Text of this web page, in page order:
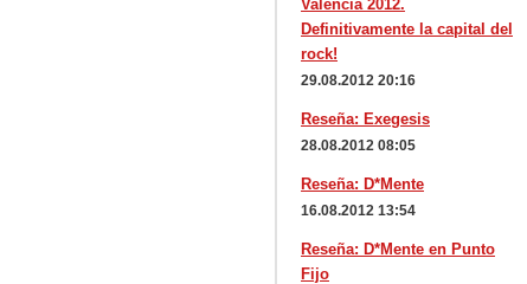
Valencia 2012.
Definitivamente la capital del
rock!
29.08.2012 20:16
Reseña: Exegesis
28.08.2012 08:05
Reseña: D*Mente
16.08.2012 13:54
Reseña: D*Mente en Punto
Fijo